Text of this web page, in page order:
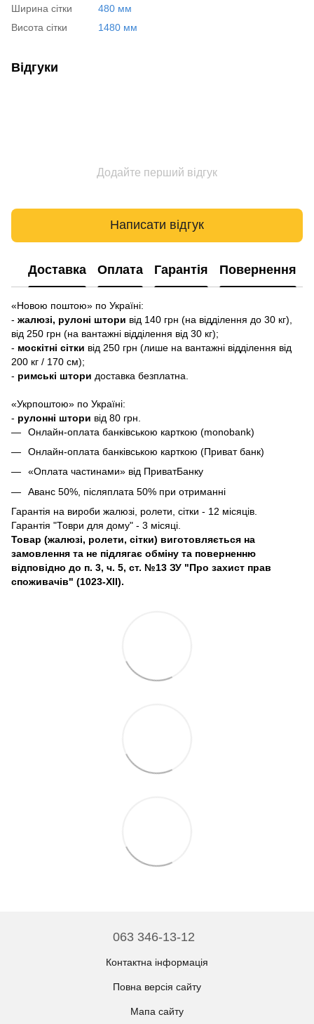
Ширина сітки
480 мм
Висота сітки
1480 мм
Відгуки
Додайте перший відгук
Написати відгук
Доставка Оплата Гарантія Повернення
«Новою поштою» по Україні:
- жалюзі, рулоні штори від 140 грн (на відділення до 30 кг),
від 250 грн (на вантажні відділення від 30 кг);
- москітні сітки від 250 грн (лише на вантажні відділення від
200 кг / 170 см);
- римські штори доставка безплатна.
«Укрпоштою» по Україні:
- рулонні штори від 80 грн.
Онлайн-оплата банківською карткою (monobank)
Онлайн-оплата банківською карткою (Приват банк)
«Оплата частинами» від ПриватБанку
Аванс 50%, післяплата 50% при отриманні
Гарантія на вироби жалюзі, ролети, сітки - 12 місяців.
Гарантія "Товри для дому" - 3 місяці.
Товар (жалюзі, ролети, сітки) виготовляється на
замовлення та не підлягає обміну та поверненню
відповідно до п. 3, ч. 5, ст. №13 ЗУ "Про захист прав
споживачів" (1023-XII).
063 346-13-12
Контактна інформація
Повна версія сайту
Мапа сайту